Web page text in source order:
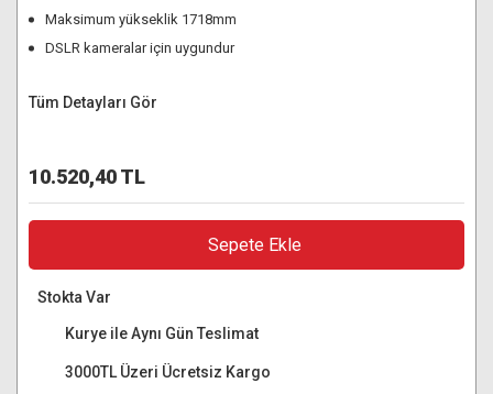
Maksimum yükseklik 1718mm
DSLR kameralar için uygundur
Tüm Detayları Gör
10.520,40 TL
Sepete Ekle
Stokta Var
Kurye ile Aynı Gün Teslimat
3000TL Üzeri Ücretsiz Kargo